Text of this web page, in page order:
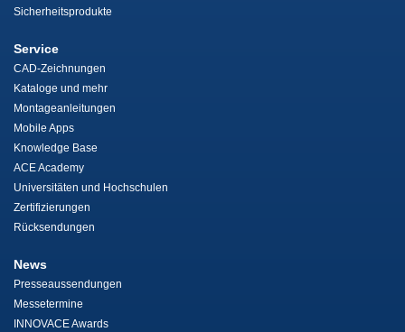
Sicherheitsprodukte
Service
CAD-Zeichnungen
Kataloge und mehr
Montageanleitungen
Mobile Apps
Knowledge Base
ACE Academy
Universitäten und Hochschulen
Zertifizierungen
Rücksendungen
News
Presseaussendungen
Messetermine
INNOVACE Awards